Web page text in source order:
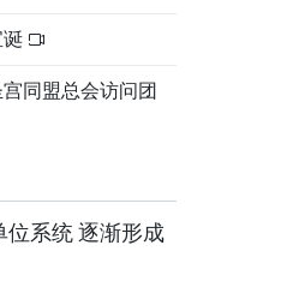
诞
同盟总会访问团
系统 逐渐形成